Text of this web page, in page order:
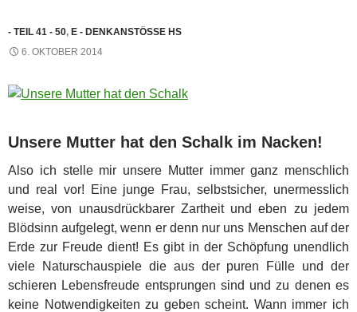
- TEIL 41 - 50, E - DENKANSTÖSSE HS
6. OKTOBER 2014
Unsere Mutter hat den Schalk im Nacken!
Also ich stelle mir unsere Mutter immer ganz menschlich
und real vor! Eine junge Frau, selbstsicher, unermesslich
weise, von unausdrückbarer Zartheit und eben zu jedem
Blödsinn aufgelegt, wenn er denn nur uns Menschen auf der
Erde zur Freude dient! Es gibt in der Schöpfung unendlich
viele Naturschauspiele die aus der puren Fülle und der
schieren Lebensfreude entsprungen sind und zu denen es
keine Notwendigkeiten zu geben scheint. Wann immer ich